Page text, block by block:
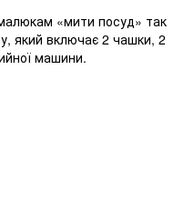
«мити посуд» так
який включає 2 чашки, 2
машини.